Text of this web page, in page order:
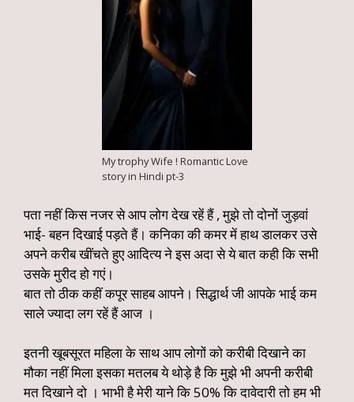
My trophy Wife ! Romantic Love
story in Hindi pt-3
पता नहीं किस नजर से आप लोग देख रहें हैं , मुझे तो दोनों जुड़वां
भाई- बहन दिखाई पड़ते हैं। कनिका की कमर में हाथ डालकर उसे
अपने करीब खींचते हुए आदित्य ने इस अदा से ये बात कही कि सभी
उसके मुरीद हो गएं।
बात तो ठीक कहीं कपूर साहब आपने। सिद्धार्थ जी आपके भाई कम
साले ज्यादा लग रहें हैं आज ।
इतनी खूबसूरत महिला के साथ आप लोगों को करीबी दिखाने का
मौका नहीं मिला इसका मतलब ये थोड़े है कि मुझे भी अपनी करीबी
मत दिखाने दो । भाभी है मेरी याने कि 50% कि दावेदारी तो हम भी